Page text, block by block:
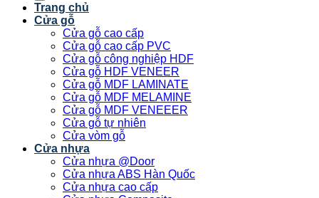
Trang chủ
Cửa gỗ
Cửa gỗ cao cấp
Cửa gỗ cao cấp PVC
Cửa gỗ công nghiệp HDF
Cửa gỗ HDF VENEER
Cửa gỗ MDF LAMINATE
Cửa gỗ MDF MELAMINE
Cửa gỗ MDF VENEEER
Cửa gỗ tự nhiên
Cửa vòm gỗ
Cửa nhựa
Cửa nhựa @Door
Cửa nhựa ABS Hàn Quốc
Cửa nhựa cao cấp